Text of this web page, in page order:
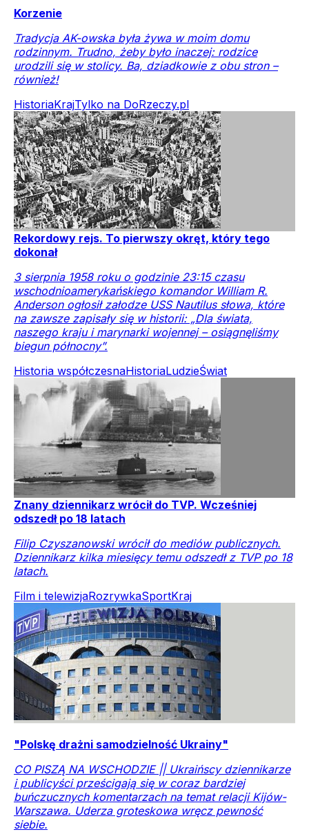
Korzenie
Tradycja AK-owska była żywa w moim domu
rodzinnym. Trudno, żeby było inaczej: rodzice
urodzili się w stolicy. Ba, dziadkowie z obu stron –
również!
HistoriaKrajTylko na DoRzeczy.pl
Rekordowy rejs. To pierwszy okręt, który tego
dokonał
3 sierpnia 1958 roku o godzinie 23:15 czasu
wschodnioamerykańskiego komandor William R.
Anderson ogłosił załodze USS Nautilus słowa, które
na zawsze zapisały się w historii: „Dla świata,
naszego kraju i marynarki wojennej – osiągnęliśmy
biegun północny”.
Historia współczesnaHistoriaLudzieŚwiat
Znany dziennikarz wrócił do TVP. Wcześniej
odszedł po 18 latach
Filip Czyszanowski wrócił do mediów publicznych.
Dziennikarz kilka miesięcy temu odszedł z TVP po 18
latach.
Film i telewizjaRozrywkaSportKraj
"Polskę drażni samodzielność Ukrainy"
CO PISZĄ NA WSCHODZIE || Ukraińscy dziennikarze
i publicyści prześcigają się w coraz bardziej
buńczucznych komentarzach na temat relacji Kijów-
Warszawa. Uderza groteskowa wręcz pewność
siebie.